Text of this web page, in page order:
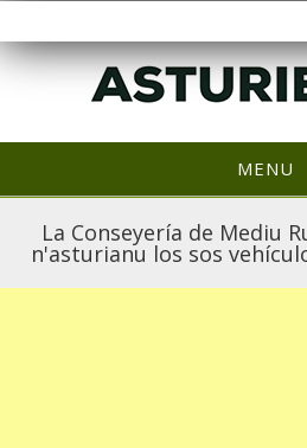
MENU
La Conseyería de Mediu
n'asturianu los sos